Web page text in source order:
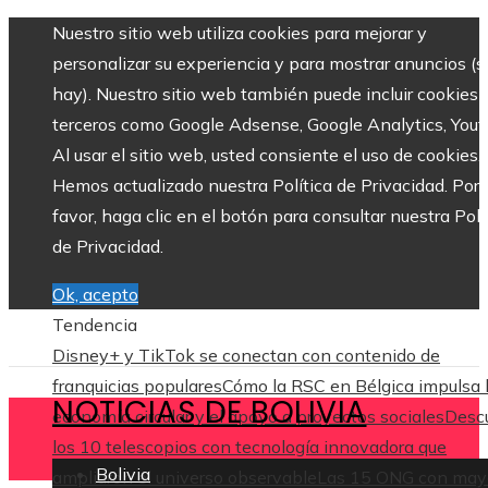
Nuestro sitio web utiliza cookies para mejorar y
personalizar su experiencia y para mostrar anuncios
hay). Nuestro sitio web también puede incluir cookies
terceros como Google Adsense, Google Analytics,
Al usar el sitio web, usted consiente el uso de cookies.
Hemos actualizado nuestra Política de Privacidad. Por
favor, haga clic en el botón para consultar nuestra
de Privacidad.
Ok, acepto
Tendencia
Disney+ y TikTok se conectan con contenido de
franquicias popularesCómo la RSC en Bélgica impulsa
economía circular y el apoyo a proyectos sociales
los 10 telescopios con tecnología innovadora que
ampliaron el universo observable Las 15 ONG con
NOTICIAS DE BOLIVIA
Bolivia